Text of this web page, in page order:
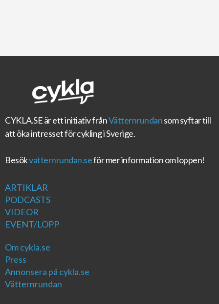
CYKLA.SEär ett initiativ frånVätternrundansom syftar till
att öka intresset för cykling i Sverige.
Besökvatternrundan.seför mer information om loppen!
ARTIKLAR
PODCASTS
VIDEOR
EVENT/LOPP
Om cykla.se
Press
Annonsera på cykla.se
Vätternrundan